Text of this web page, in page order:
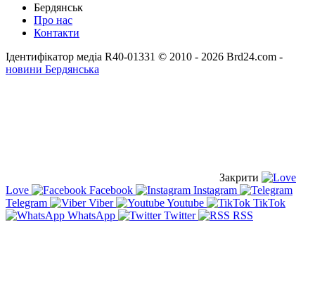
Бердянськ
Про нас
Контакти
Ідентифікатор медіа R40-01331 © 2010 - 2026 Brd24.com -
новини Бердянська
Закрити
Love
Facebook
Instagram
Telegram
Viber Youtube
TikTok
WhatsApp
Twitter RSS